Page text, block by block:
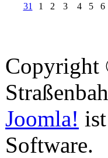
31
1 2 3 4 5 6
Copyright
Joomla!
Software.